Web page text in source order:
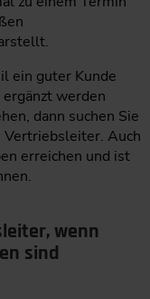
ein guter Kunde
werden
dann suchen Sie
Vertriebsleiter. Auch
erreichen und ist
wenn
sind